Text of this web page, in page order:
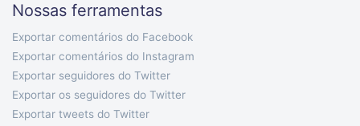
Nossas ferramentas
Exportar comentários do Facebook
Exportar comentários do Instagram
Exportar seguidores do Twitter
Exportar os seguidores do Twitter
Exportar tweets do Twitter